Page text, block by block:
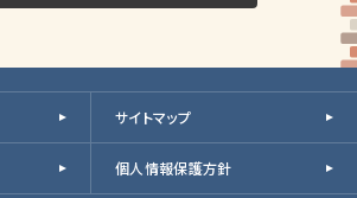
サイトマップ
個人情報保護方針